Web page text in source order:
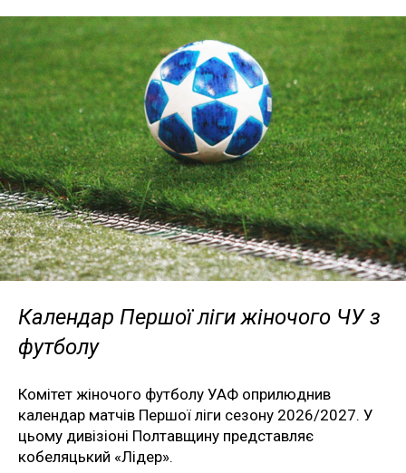
Календар Першої ліги жіночого ЧУ з
футболу
Комітет жіночого футболу УАФ оприлюднив
календар матчів Першої ліги сезону 2026/2027. У
цьому дивізіоні Полтавщину представляє
кобеляцький «Лідер».